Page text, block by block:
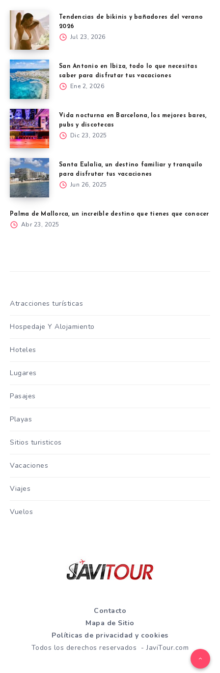
Tendencias de bikinis y bañadores del verano
2026
Jul 23, 2026
San Antonio en Ibiza, todo lo que necesitas
saber para disfrutar tus vacaciones
Ene 2, 2026
Vida nocturna en Barcelona, los mejores bares,
pubs y discotecas
Dic 23, 2025
Santa Eulalia, un destino familiar y tranquilo
para disfrutar tus vacaciones
Jun 26, 2025
Palma de Mallorca, un increíble destino que tienes que conocer
Abr 23, 2025
Atracciones turísticas
Hospedaje Y Alojamiento
Hoteles
Lugares
Pasajes
Playas
Sitios turisticos
Vacaciones
Viajes
Vuelos
Contacto
Mapa de Sitio
Políticas de privacidad y cookies
Todos los derechos reservados - JaviTour.com